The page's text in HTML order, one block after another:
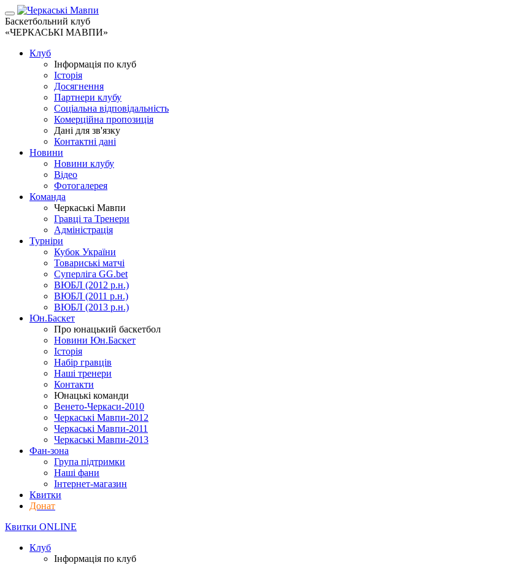
Баскетбольний клуб
«ЧЕРКАСЬКІ МАВПИ»
Клуб
Інформація по клуб
Історія
Досягнення
Партнери клубу
Соціальна відповідальність
Комерційна пропозиція
Дані для зв'язку
Контактні дані
Новини
Новини клубу
Відео
Фотогалерея
Команда
Черкаські Мавпи
Гравці та Тренери
Адміністрація
Турніри
Кубок України
Товариські матчі
Суперліга GG.bet
ВЮБЛ (2012 р.н.)
ВЮБЛ (2011 р.н.)
ВЮБЛ (2013 р.н.)
Юн.Баскет
Про юнацький баскетбол
Новини Юн.Баскет
Історія
Набір гравців
Наші тренери
Контакти
Юнацькі команди
Венето-Черкаси-2010
Черкаські Мавпи-2012
Черкаські Мавпи-2011
Черкаські Мавпи-2013
Фан-зона
Група підтримки
Наші фани
Інтернет-магазин
Квитки
Донат
Квитки ONLINE
Клуб
Інформація по клуб